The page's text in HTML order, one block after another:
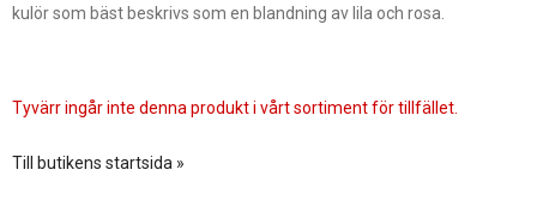
kulör som bäst beskrivs som en blandning av lila och rosa.
Tyvärr ingår inte denna produkt i vårt sortiment för tillfället.
Till butikens startsida »